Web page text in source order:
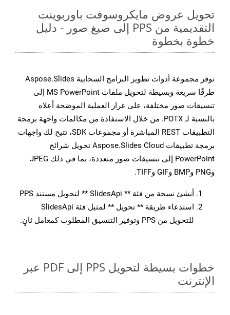
تحويل عروض مايكروسوفت باوربوينت
التقديمية من PPS إلى صيغ صور - دليل
خطوة بخطوة
توفر مجموعة أدوات تطوير البرامج السحابية Aspose.Slides
طرقًا سريعة وبسيطة لتحويل ملفات MS PowerPoint إلى
تنسيقات صور مختلفة، على غرار العملية الموضحة أعلاه
بالنسبة لـ POTX. من خلال الاستفادة من مكالمات واجهة برمجة
التطبيقات REST المباشرة أو مجموعات SDK، تتيح لك واجهات
برمجة تطبيقات Aspose.Slides Cloud تحويل شرائح
PowerPoint إلى تنسيقات صور متعددة، بما في ذلك JPEG
وPNG وBMP وGIF وTIFF.
أنشئ نسخة من فئة ** SlidesApi ** لتحويل مستند PPS
استدعاء طريقة ** تحويل ** لمثيل فئة SlidesApi
للتحويل من PPS وتوفير التنسيق المطلوب كمعامل ثانٍ.
خطوات بسيطة لتحويل PPS إلى PDF عبر
الإنترنت